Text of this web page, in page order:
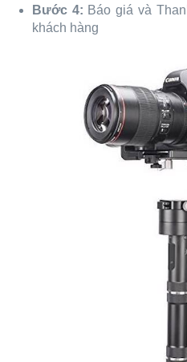
Bước 4: Báo giá và
khách hàng